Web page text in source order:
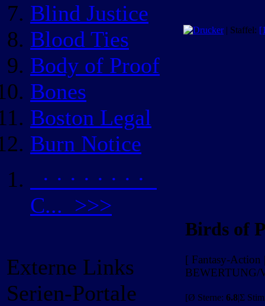
Blind Justice
Blood Ties
Body of Proof
Bones
Boston Legal
Burn Notice
· · · · · · · ·
C... >>>
Externe Links
Serien-Portale
| Staffel:
Birds of
[ Fantasy-
BEWERTUNG/
[Ø Sterne: 6.8|Σ